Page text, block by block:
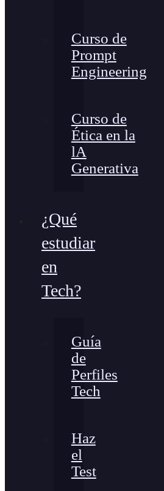
Curso de
Prompt
Engineering
Curso de
Ética en la
lA
Generativa
¿Qué
estudiar
en
Tech?
Guía
de
Perfiles
Tech
Haz
el
Test